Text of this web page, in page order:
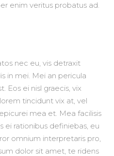
enim veritus probatus ad.
nec eu, vis detraxit
in mei. Mei an pericula
Eos ei nisl graecis, vix
tincidunt vix at, vel
mea et. Mea facilisis
ei rationibus definiebas, eu
omnium interpretaris pro,
dolor sit amet, te ridens